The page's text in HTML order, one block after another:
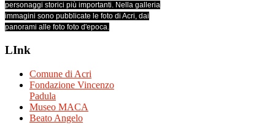
personaggi storici più importanti. Nella galleria
immagini sono pubblicate le foto di Acri, dai
panorami alle foto foto d'epoca.
LInk
Comune di Acri
Fondazione Vincenzo
Padula
Museo MACA
Beato Angelo